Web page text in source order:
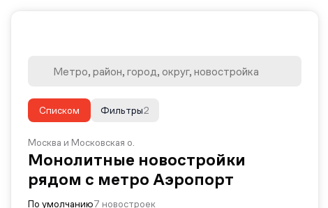
Списком 2
Фильтры
Москва и Московская о.
Монолитные новостройки
рядом с метро Аэропорт
По умолчанию7 новостроек